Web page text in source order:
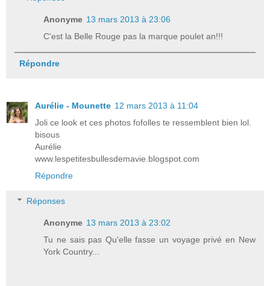
Anonyme 13 mars 2013 à 23:06
C'est la Belle Rouge pas la marque poulet an!!!
Répondre
Aurélie - Mounette 12 mars 2013 à 11:04
Joli ce look et ces photos fofolles te ressemblent bien lol.
bisous
Aurélie
www.lespetitesbullesdemavie.blogspot.com
Répondre
Réponses
Anonyme 13 mars 2013 à 23:02
Tu ne sais pas Qu'elle fasse un voyage privé en New
York Country...